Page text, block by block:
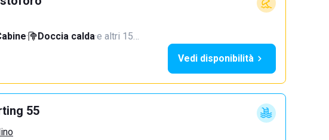
· Doccia calda·e altri 15…
Vedi disponibilità
55